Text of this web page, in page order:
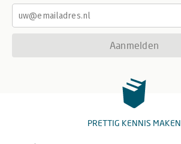
Aanmelden
PRETTIG KENNIS MAKEN